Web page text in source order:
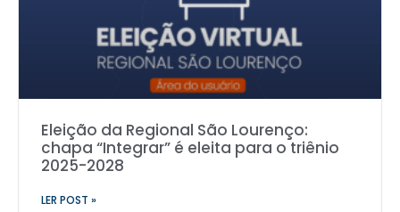
Eleição da Regional São Lourenço:
chapa “Integrar” é eleita para o triênio
2025-2028
LER POST »